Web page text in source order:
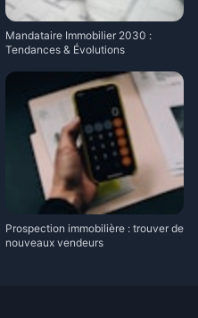
Mandataire Immobilier 2030 :
Tendances & Évolutions
Prospection immobilière : trouver de
nouveaux vendeurs